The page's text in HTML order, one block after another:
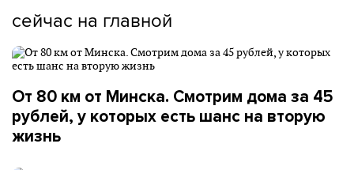
сейчас на главной
От 80 км от Минска. Смотрим дома за 45
рублей, у которых есть шанс на вторую
жизнь